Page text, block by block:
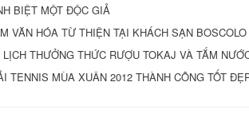
BIỆT MỘT ÐỘC GIẢ
VĂN HÓA TỪ THIỆN TẠI KHÁCH SẠN
LỊCH THƯỞNG THỨC RƯỢU TOKAJ VÀ TẮM
TENNIS MÙA XUÂN 2012 THÀNH CÔNG TỐT